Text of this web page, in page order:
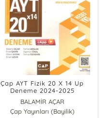
Çap AYT Fizik 20 X 14 Up
Deneme 2024-2025
BALAMİR AÇAR
Erdal Şahin
Çap Yayınları (Bayilik)